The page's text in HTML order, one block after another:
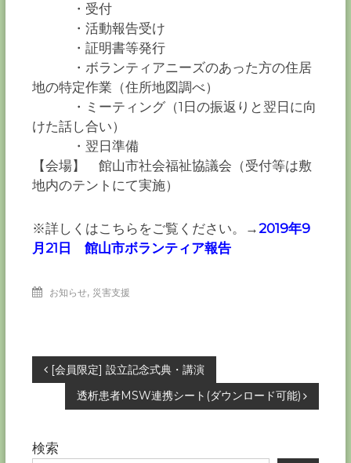
・受付
・活動報告受け
・証明書等発行
・ボランティアニーズのあった方の住居
地の特定作業（住所地図調べ）
・ミーティング（1日の振返りと翌日に向
けた話し合い）
・翌日準備
【会場】 館山市社会福祉協議会（受付等は敷
地内のテントにて実施）
※詳しくはこちらをご覧ください。→2019年9
月21日 館山市ボランティア報告
お知らせ, 災害支援
投
ナ
[会員限定] 設立記念式典・講演
透析患者MSW連携シート(ダウンロード可能)
検索